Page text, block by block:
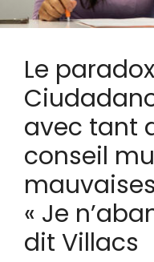
Le
avec tant
conseil
« Je
dit Villacs